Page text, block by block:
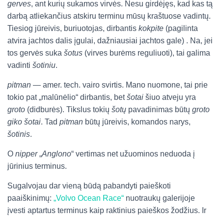
gerves, ant kurių sukamos virvės. Nesu girdėjęs, kad kas tą
darbą atliekančius atskiru terminu mūsų kraštuose vadintų.
Tiesiog jūreivis, buriuotojas, dirbantis kokpite (pagilinta
atvira jachtos dalis įgulai, dažniausiai jachtos gale) . Na, jei
tos gervės suka šotus (virves burėms reguliuoti), tai galima
vadinti šotiniu.
pitman — amer. tech. vairo svirtis. Mano nuomone, tai prie
tokio pat „malūnėlio“ dirbantis, betšotai šiuo atveju yra
groto (didburės). Tikslus tokių šotų pavadinimas būtų groto
giko šotai. Tad pitman būtų jūreivis, komandos narys,
šotinis.
O nipper„Anglono“ vertimas net užuominos neduoda į
jūrinius terminus.
Sugalvojau dar vieną būdą pabandyti paieškoti
paaiškinimų: „Volvo Ocean Race“ nuotraukų galerijoje
įvesti aptartus terminus kaip raktinius paieškos žodžius. Ir